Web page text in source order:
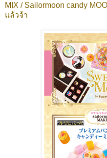
MIX / Sailormoon candy
แล้วจ้า